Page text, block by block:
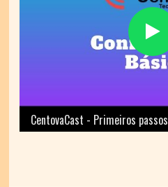
CentovaCast - Primeiros passos